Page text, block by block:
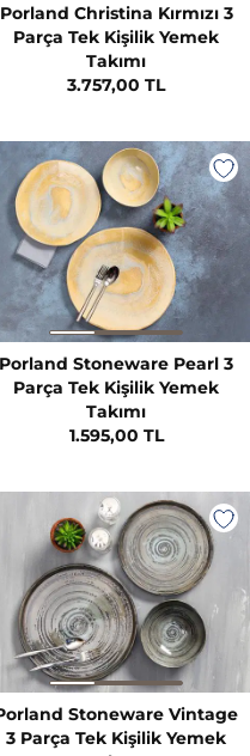
Porland Christina Kırmızı 3
Parça Tek Kişilik Yemek
Takımı
3.757,00 TL
Porland Stoneware Pearl 3
Parça Tek Kişilik Yemek
Takımı
1.595,00 TL
Stoneware Vintage
3 Parça Tek Kişilik Yemek